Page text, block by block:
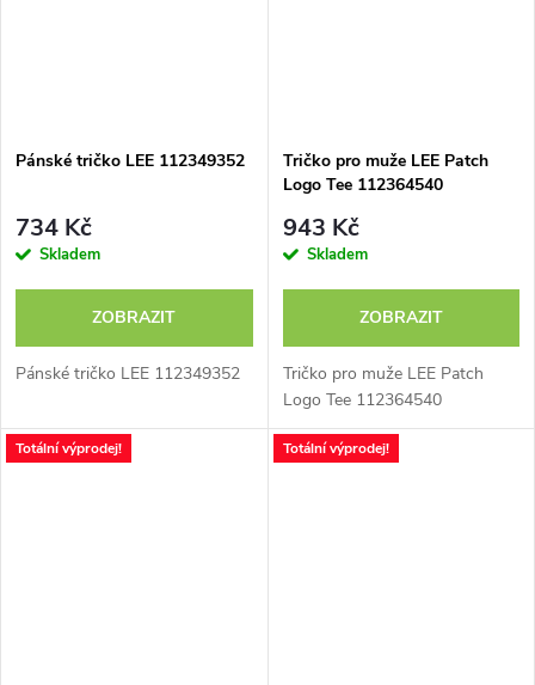
Pánské tričko LEE 112349352
734 Kč
Skladem
ZOBRAZIT
Pánské tričko LEE 112349352
Tričko pro muže LEE Patch
Logo Tee 112364540
943 Kč
Skladem
ZOBRAZIT
Tričko pro muže LEE Patch
Logo Tee 112364540
Totální výprodej! Totální výprodej!